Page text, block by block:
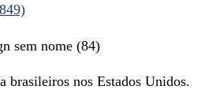
brasileiros nos Estados Unidos.